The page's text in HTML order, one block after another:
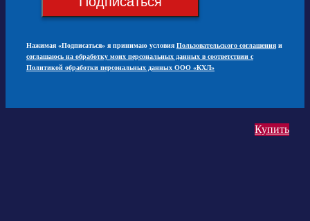
Купить
Нажимая «Подписаться» я принимаю условия Пользовательского соглашения и
соглашаюсь на обработку моих персональных данных в соответствии с
Политикой обработки персональных данных ООО «КХЛ»